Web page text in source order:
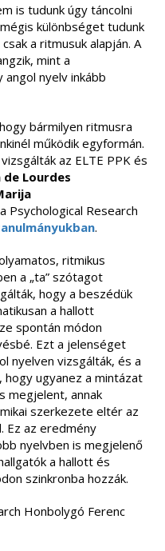
is tudunk úgy táncolni
különbséget tudunk
a ritmusuk alapján. A
mint a
nyelv inkább
bármilyen ritmusra
működik egyformán.
az ELTE PPK és
de Lourdes
Psychological Research
.
ritmikus
a „ta” szótagot
hogy a beszédük
a hallott
spontán módon
Ezt a jelenséget
nyelven vizsgálták, és a
ugyanez a mintázat
megjelent, annak
szerkezete eltér az
Ez az eredmény
nyelvben is megjelenő
a hallott és
szinkronba hozzák.